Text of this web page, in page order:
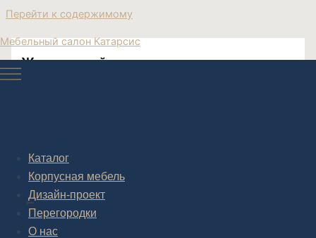
Перейти к содержимому
Мебельный салон Катарсис
Каталог
Корпусная мебель
Дизайн-проект
Перегородки
О нас
Журнальный столик кожа
Post navigation
НАЗАД